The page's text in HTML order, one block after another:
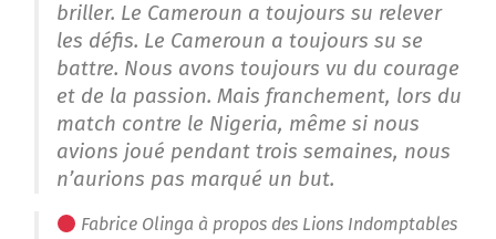
briller. Le Cameroun a toujours su relever
les défis. Le Cameroun a toujours su se
battre. Nous avons toujours vu du courage
et de la passion. Mais franchement, lors du
match contre le Nigeria, même si nous
avions joué pendant trois semaines, nous
n’aurions pas marqué un but.
Fabrice Olinga à propos des Lions Indomptables